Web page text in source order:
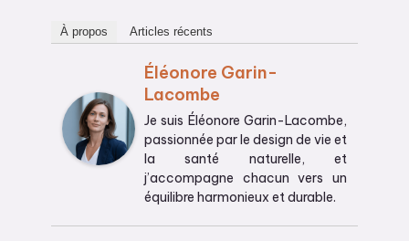
À propos Articles récents
Éléonore Garin-
Lacombe
Je suis Éléonore Garin-Lacombe,
passionnée par le design de vie et
la santé naturelle, et
j’accompagne chacun vers un
équilibre harmonieux et durable.